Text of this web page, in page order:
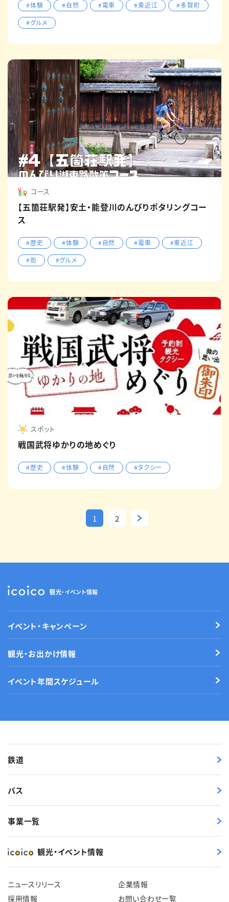
#体験 #自然 #電車 #東近江
#多賀町
#グルメ
コース
【五箇荘駅発】安土・能登川のんびりポタリングコー
ス
#歴史 #体験 #自然 #電車
#東近江
#街
#グルメ
スポット
戦国武将ゆかりの地めぐり
#歴史 #体験 #自然 #タクシー
1 2
観光・イベント情報
イベント・キャンペーン
観光・お出かけ情報
イベント年間スケジュール
鉄道
バス
事業一覧
観光・イベント情報
ニュースリリース
企業情報
採用情報
お問い合わせ一覧